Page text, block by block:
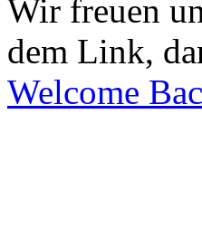
Wir freuen
dem Link,
Welcome